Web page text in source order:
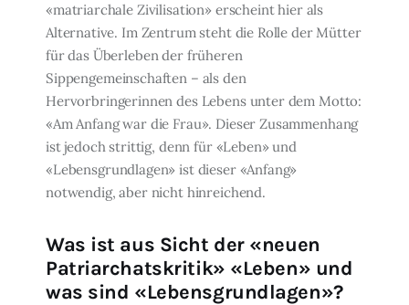
«matriarchale Zivilisation» erscheint hier als
Alternative. Im Zentrum steht die Rolle der Mütter
für das Überleben der früheren
Sippengemeinschaften – als den
Hervorbringerinnen des Lebens unter dem Motto:
«Am Anfang war die Frau». Dieser Zusammenhang
ist jedoch strittig, denn für «Leben» und
«Lebensgrundlagen» ist dieser «Anfang»
notwendig, aber nicht hinreichend.
Was ist aus Sicht der «neuen
Patriarchatskritik» «Leben» und
was sind «Lebensgrundlagen»?